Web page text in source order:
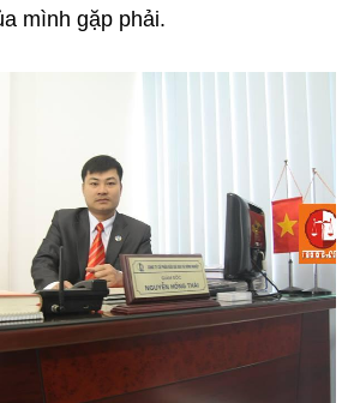
mình gặp phải.